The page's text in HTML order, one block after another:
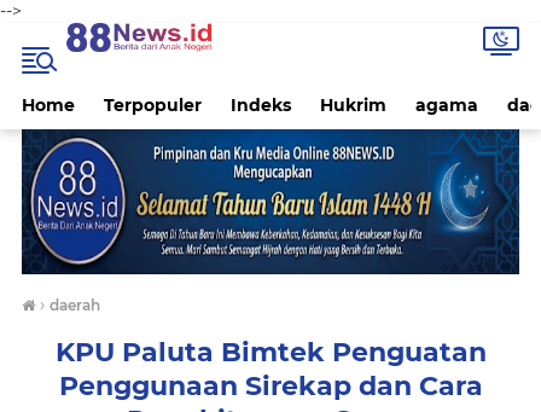
-->
Home Terpopuler Indeks Hukrim agama
› daerah
KPU Paluta Bimtek Penguatan
Penggunaan Sirekap dan Cara